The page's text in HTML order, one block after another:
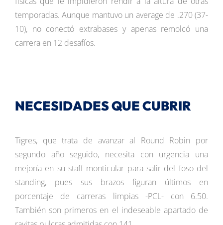
temporadas. Aunque mantuvo un average de .270 (37-
10), no conectó extrabases y apenas remolcó una
carrera en 12 desafíos.
NECESIDADES QUE CUBRIR
Tigres, que trata de avanzar al Round Robin por
segundo año seguido, necesita con urgencia una
mejoría en su staff monticular para salir del foso del
standing, pues sus brazos figuran últimos en
porcentaje de carreras limpias -PCL- con 6.50.
También son primeros en el indeseable apartado de